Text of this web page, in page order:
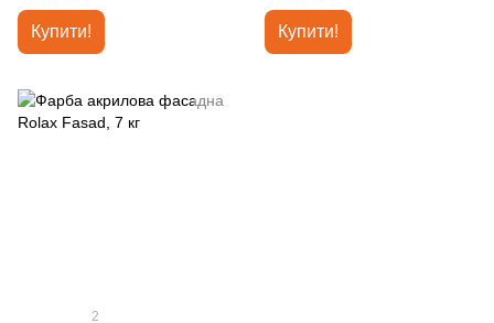
Купити! Купити!
2